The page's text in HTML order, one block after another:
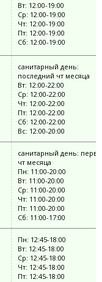
Вт: 12:00-19:00
Ср: 12:00-19:00
Чт: 12:00-19:00
Пт: 12:00-19:00
Сб: 12:00-19:00
санитарный день:
последний чт месяца
Вт: 12:00-22:00
Ср: 12:00-22:00
Чт: 12:00-22:00
Пт: 12:00-22:00
Сб: 12:00-22:00
Вс: 12:00-20:00
санитарный день:
чт месяца
Пн: 11:00-20:00
Вт: 11:00-20:00
Ср: 11:00-20:00
Чт: 11:00-20:00
Пт: 11:00-20:00
Сб: 11:00-17:00
Пн: 12:45-18:00
Вт: 12:45-18:00
Ср: 12:45-18:00
Чт: 12:45-18:00
Пт: 12:45-18:00